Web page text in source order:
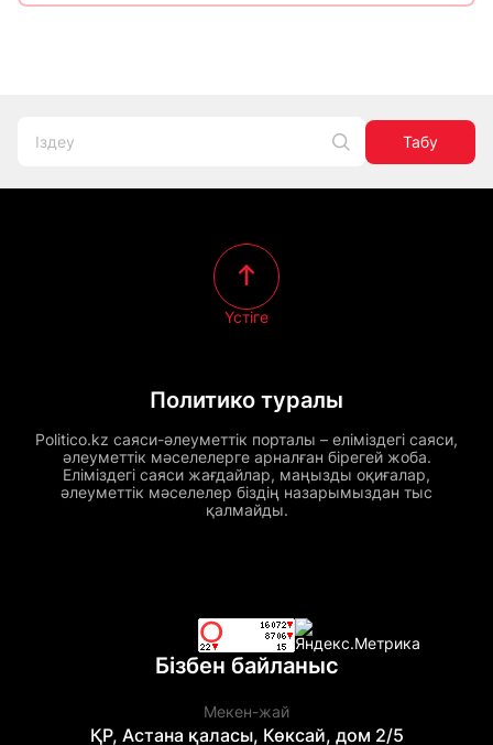
Табу
Политико туралы
Politico.kz саяси-әлеуметтік порталы – еліміздегі саяси,
әлеуметтік мәселелерге арналған бірегей жоба.
Еліміздегі саяси жағдайлар, маңызды оқиғалар,
әлеуметтік мәселелер біздің назарымыздан тыс
қалмайды.
Үстіге
Бізбен байланыс
Мекен-жай
ҚР, Астана қаласы, Көксай, дом 2/5